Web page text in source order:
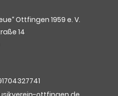
Ottfingen 1959 e. V.
14